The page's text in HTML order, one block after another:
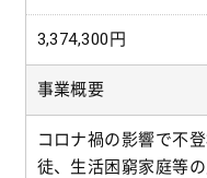
3,374,300円
事業概要
コロナ禍の影響で不
徒、生活困窮家庭等